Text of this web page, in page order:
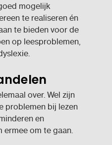
mogelijk
te realiseren én
te bieden voor de
op leesproblemen,
over. Wel zijn
problemen bij lezen
en
om te gaan.